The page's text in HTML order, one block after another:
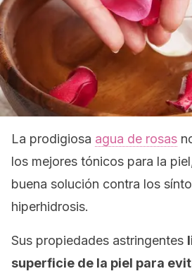
La prodigiosa agua de rosas
los mejores tónicos para la
buena solución contra los
hiperhidrosis.
Sus propiedades astringentes
superficie de la piel para